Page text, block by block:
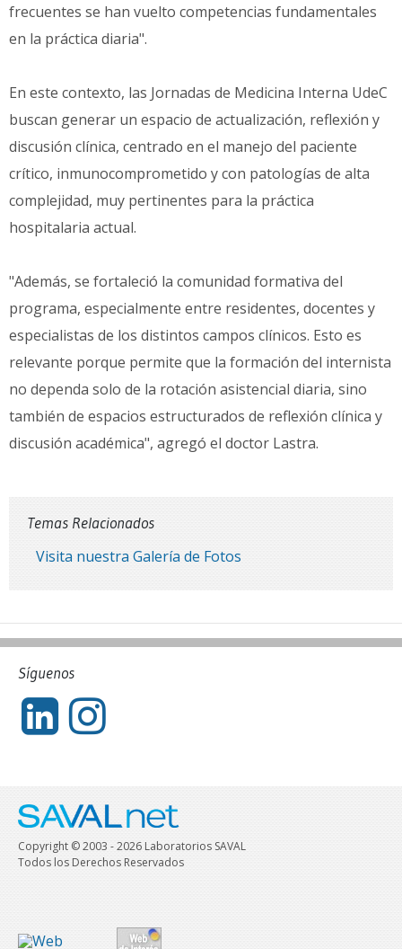
frecuentes se han vuelto competencias fundamentales
en la práctica diaria".
En este contexto, las Jornadas de Medicina Interna UdeC
buscan generar un espacio de actualización, reflexión y
discusión clínica, centrado en el manejo del paciente
crítico, inmunocomprometido y con patologías de alta
complejidad, muy pertinentes para la práctica
hospitalaria actual.
"Además, se fortaleció la comunidad formativa del
programa, especialmente entre residentes, docentes y
especialistas de los distintos campos clínicos. Esto es
relevante porque permite que la formación del internista
no dependa solo de la rotación asistencial diaria, sino
también de espacios estructurados de reflexión clínica y
discusión académica", agregó el doctor Lastra.
Temas Relacionados
Visita nuestra Galería de Fotos
Síguenos
Copyright © 2003 - 2026 Laboratorios SAVAL
Todos los Derechos Reservados